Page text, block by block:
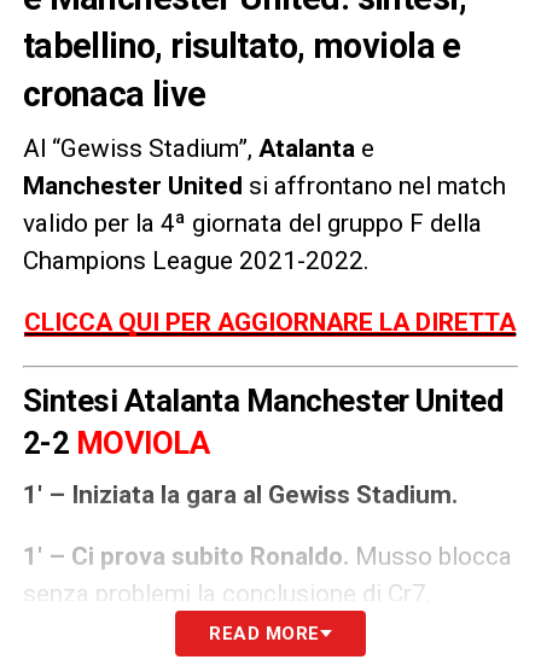
tabellino, risultato, moviola e
cronaca live
Al “Gewiss Stadium”, Atalanta e
Manchester United si affrontano nel match
valido per la 4ª giornata del gruppo F della
Champions League 2021-2022.
CLICCA QUI PER AGGIORNARE LA DIRETTA
Sintesi Atalanta Manchester United
2-2 MOVIOLA
1′ – Iniziata la gara al Gewiss Stadium.
1′ – Ci prova subito Ronaldo. Musso blocca
senza problemi la conclusione di Cr7.
5′ – OCCASIONISSIMA PER LO UNITED!
READ MORE